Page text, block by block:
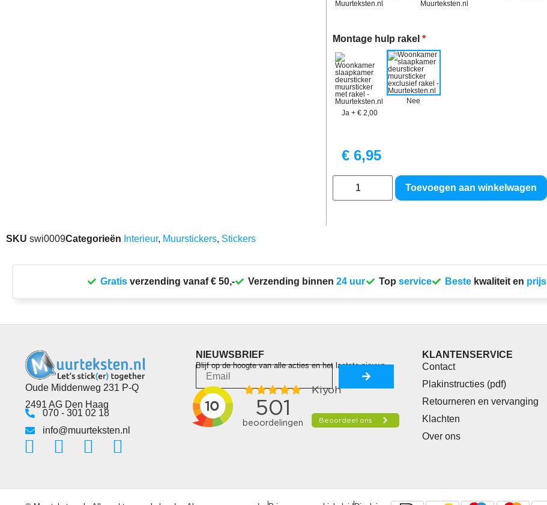
Montage hulp rakel *
Ja+ € 2,00
Nee
€ 6,95
Toevoegen aan winkelwagen
SKU swi0009Categorieën Interieur, Muurstickers, Stickers
Gratisverzending vanaf € 50,- Verzending binnen 24 uur Top service Beste kwaliteit en prijs
Oude Middenweg 231 P-Q
2491 AG Den Haag
070 - 301 02 18
info@muurteksten.nl
NIEUWSBRIEF
Blijf op de hoogte van alle acties en het laatste nieuws.
KLANTENSERVICE
Contact
Plakinstructies (pdf)
Retourneren en vervanging
Klachten
Over ons